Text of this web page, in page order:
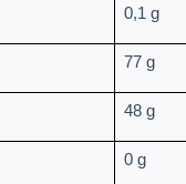
0,1 g
77 g
48 g
0 g